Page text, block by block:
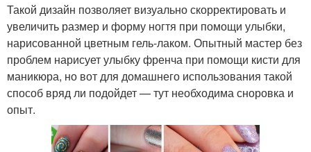
Такой дизайн позволяет визуально скорректировать и
увеличить размер и форму ногтя при помощи улыбки,
нарисованной цветным гель-лаком. Опытный мастер без
проблем нарисует улыбку френча при помощи кисти для
маникюра, но вот для домашнего использования такой
способ вряд ли подойдет — тут необходима сноровка и
опыт.